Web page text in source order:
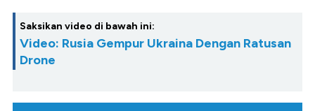
Saksikan video di bawah ini:
Video: Rusia Gempur Ukraina Dengan Ratusan
Drone